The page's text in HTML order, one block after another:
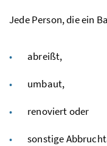
Jede Person, die ein
abreißt,
umbaut,
renoviert oder
sonstige